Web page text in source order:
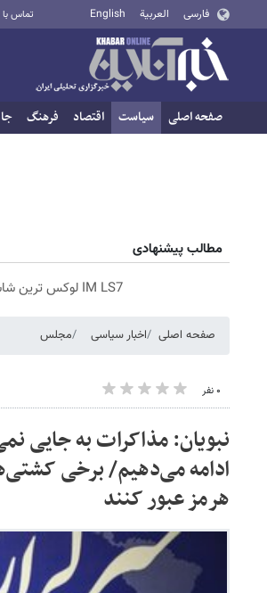
فارسی العربية English تماس با
صفحه اصلی سیاست اقتصاد فرهنگ
مطالب پیشنهادی
IM LS7 لوکس ترین شاسی بلند برقی ایران
صفحه اصلی اخبار سیاسی مجلس
۰ نفر
نبویان: مذاکرات به
ادامه می‌دهیم/ برخی
هرمز عبور کنند